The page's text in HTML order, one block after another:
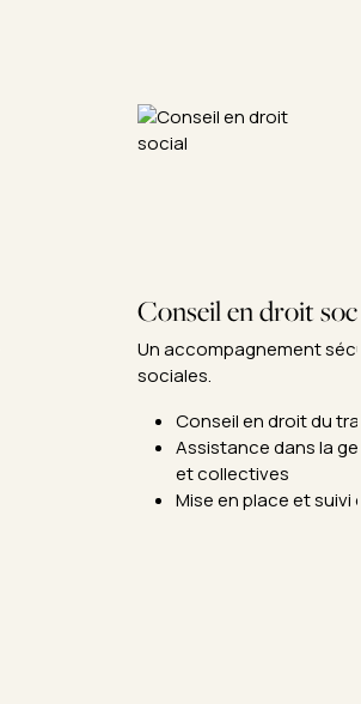
Conseil en droit
Un accompagnement
sociales.
Conseil en droit du
Assistance dans la
et collectives
Mise en place et suivi